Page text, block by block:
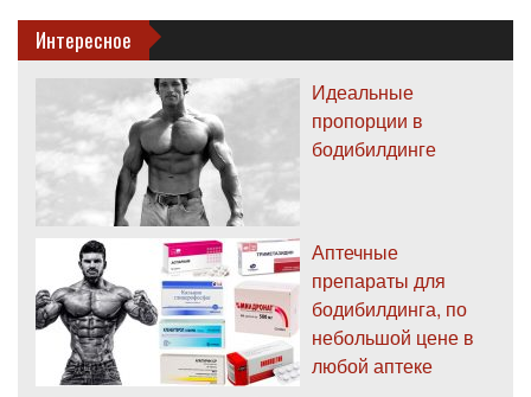
Интересное
Идеальные
пропорции в
бодибилдинге
Аптечные
препараты для
бодибилдинга, по
небольшой цене в
любой аптеке